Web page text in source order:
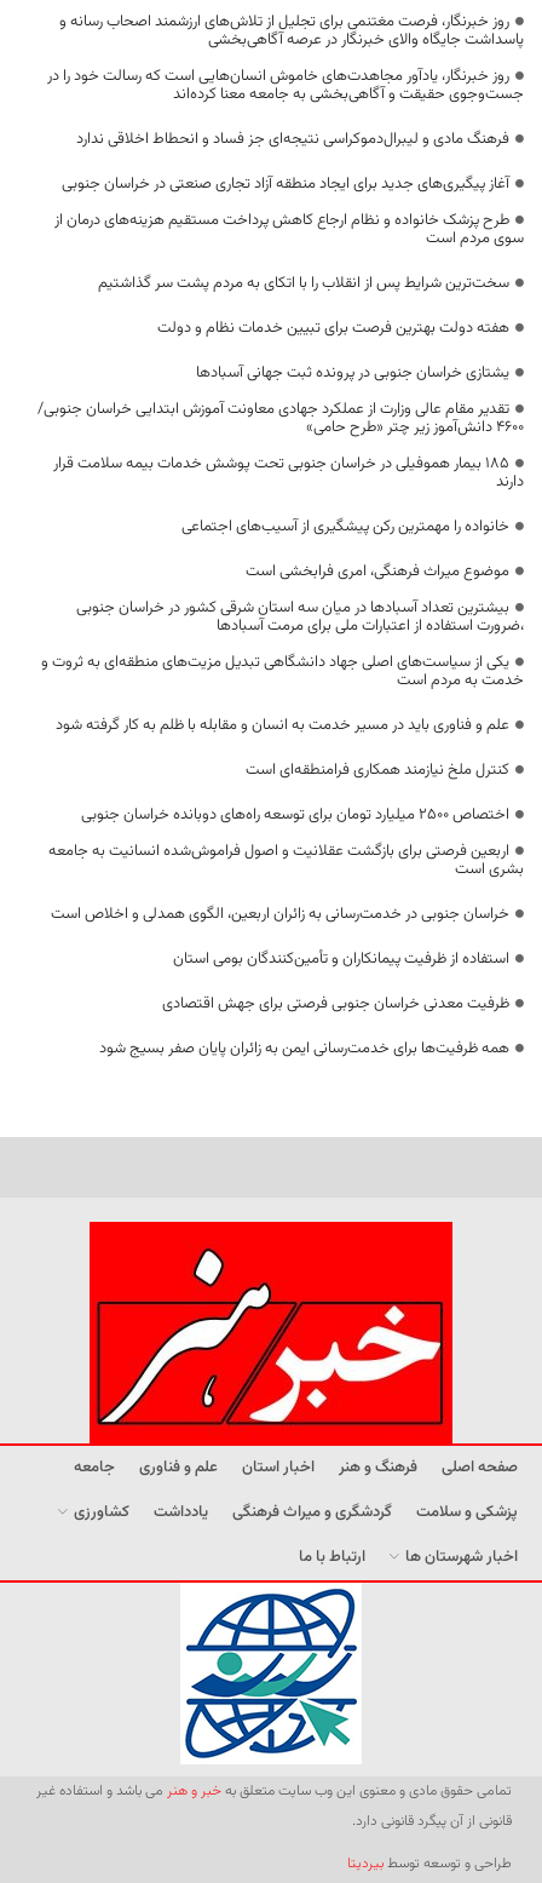
روز خبرنگار، فرصت مغتنمی برای تجلیل از تلاش‌های ارزشمند اصحاب رسانه و
پاسداشت جایگاه والای خبرنگار در عرصه آگاهی‌بخشی
روز خبرنگار، یادآور مجاهدت‌های خاموش انسان‌هایی است که رسالت خود را در
جست‌وجوی حقیقت و آگاهی‌بخشی به جامعه معنا کرده‌اند
فرهنگ مادی و لیبرال‌دموکراسی نتیجه‌ای جز فساد و انحطاط اخلاقی ندارد
آغاز پیگیری‌های جدید برای ایجاد منطقه آزاد تجاری صنعتی در خراسان جنوبی
طرح پزشک خانواده و نظام ارجاع کاهش پرداخت مستقیم هزینه‌های درمان از
سوی مردم است
سخت‌ترین شرایط پس از انقلاب را با اتکای به مردم پشت سر گذاشتیم
هفته دولت بهترین فرصت برای تبیین خدمات نظام و دولت
یشتازی خراسان جنوبی در پرونده ثبت جهانی آسبادها
تقدیر مقام عالی وزارت از عملکرد جهادی معاونت آموزش ابتدایی خراسان جنوبی/
۴۶۰۰ دانش‌آموز زیر چتر «طرح حامی»
۱۸۵ بیمار هموفیلی در خراسان جنوبی تحت پوشش خدمات بیمه سلامت قرار
دارند
خانواده را مهمترین رکن پیشگیری از آسیب‌های اجتماعی
موضوع میراث فرهنگی، امری فرابخشی است
بیشترین تعداد آسبادها در میان سه استان شرقی کشور در خراسان جنوبی
،ضرورت استفاده از اعتبارات ملی برای مرمت آسبادها
یکی از سیاست‌های اصلی جهاد دانشگاهی تبدیل مزیت‌های منطقه‌ای به ثروت و
خدمت به مردم است
علم و فناوری باید در مسیر خدمت به انسان و مقابله با ظلم به کار گرفته شود
کنترل ملخ نیازمند همکاری فرامنطقه‌ای است
اختصاص 2500 میلیارد تومان برای توسعه راه‌های دوبانده خراسان جنوبی
اربعین فرصتی برای بازگشت عقلانیت و اصول فراموش‌شده انسانیت به جامعه
بشری است
خراسان جنوبی در خدمت‌رسانی به زائران اربعین، الگوی همدلی و اخلاص است
استفاده از ظرفیت پیمانکاران و تأمین‌کنندگان بومی استان
ظرفیت معدنی خراسان جنوبی فرصتی برای جهش اقتصادی
همه ظرفیت‌ها برای خدمت‌رسانی ایمن به زائران پایان صفر بسیج شود
صفحه اصلی فرهنگ و هنر اخبار استان علم و فناوری
جامعه
پزشکی و سلامت
گردشگری و میراث فرهنگی یادداشت
کشاورزی
اخبار شهرستان ها
ارتباط با ما
تمامی حقوق مادی و معنوی این وب سایت متعلق بهخبر و هنر می باشد و استفاده غیر
قانونی از آن پیگرد قانونی دارد.
طراحی و توسعه توسطبیردیتا